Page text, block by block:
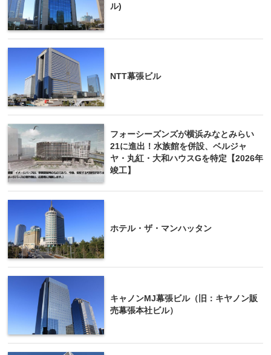
ル)
NTT幕張ビル
フォーシーズンズが横浜みなとみらい
21に進出！水族館を併設、ベルジャ
ヤ・丸紅・大和ハウスGを特定【2026年
竣工】
ホテル・ザ・マンハッタン
キャノンMJ幕張ビル（旧：キヤノン販
売幕張本社ビル）